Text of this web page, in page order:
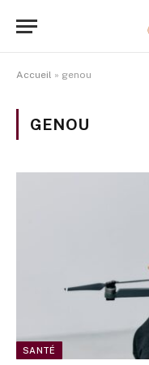
Accueil » genou
GENOU
SANTÉ